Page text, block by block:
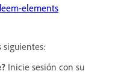
elements
siguientes:
Inicie sesión con su